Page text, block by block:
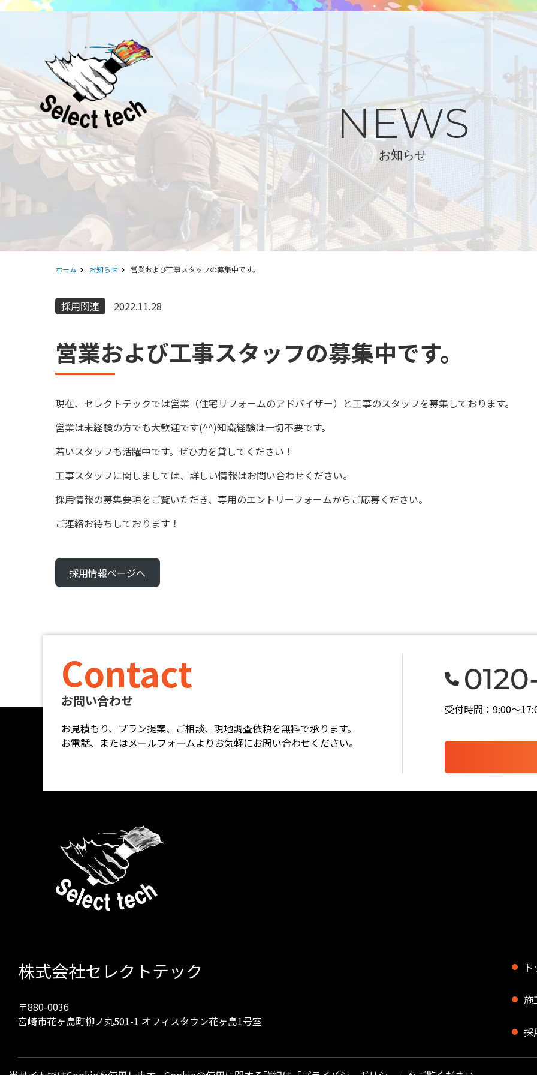
NEWS
お知らせ
ホーム お知らせ 営業および工事スタッフの募集中です。
採用関連 2022.11.28
営業および工事スタッフの募集中です。
現在、セレクトテックでは営業（住宅リフォームのアドバイザー）と工事のスタッフを募集しております。
営業は未経験の方でも大歓迎です(^^)知識経験は一切不要です。
若いスタッフも活躍中です。ぜひ力を貸してください！
工事スタッフに関しましては、詳しい情報はお問い合わせください。
採用情報の募集要項をご覧いただき、専用のエントリーフォームからご応募ください。
ご連絡お待ちしております！
採用情報ページへ
Contact
お問い合わせ
お見積もり、プラン提案、ご相談、現地調査依頼を無料で承ります。
お電話、またはメールフォームよりお気軽にお問い合わせください。
受付時間：9:00〜
株式会社セレクトテック
〒880-0036
宮崎市花ヶ島町柳ノ丸501-1 オフィスタウン花ヶ島1号室
施
採